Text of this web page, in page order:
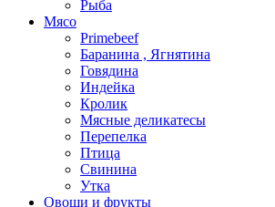
Рыба
Мясо
Primebeef
Баранина , Ягнятина
Говядина
Индейка
Кролик
Мясные деликатесы
Перепелка
Птица
Свинина
Утка
Овощи и фрукты